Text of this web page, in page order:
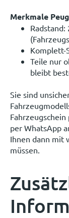
Merkmale
Radstand:
Komplett-
Teile nur
bleibt
Sie sind
per WhatsApp
Ihnen dann mit
müssen.